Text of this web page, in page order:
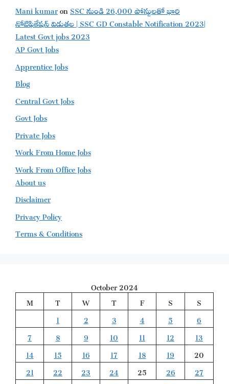
Mani kumaronSSC నుండి 26,000 పోస్టులతో భారి
నోటిఫికేషన్ విడుతల | SSC GD Constable Notification 2023|
Latest Govt jobs 2023
AP Govt Jobs
Apprentice Jobs
Blog
Central Govt Jobs
Govt Jobs
Private Jobs
Work From Home Jobs
Work From Office Jobs
About us
Disclaimer
Privacy Policy
Terms & Conditions
October 2024
M
T W T F S
S
1
2 3 4 5
6
7
8 9 10 11 12
13
14
15 16 17 18 19
20
21
22 23 24 25 26
27